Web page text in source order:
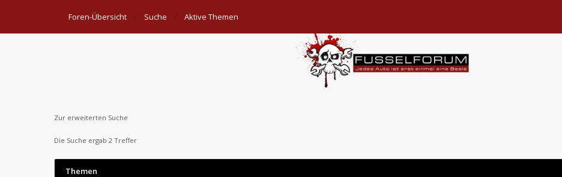
Foren-Übersicht Suche Aktive Themen
Zur erweiterten Suche
Die Suche ergab 2 Treffer
Themen